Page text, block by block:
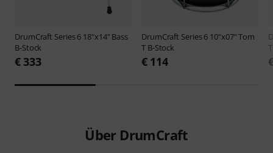
DrumCraft Series 6 18"x14" Bass
B-Stock
€ 333
DrumCraft Series 6 10"x07" Tom
T B-Stock
€ 114
Über DrumCraft